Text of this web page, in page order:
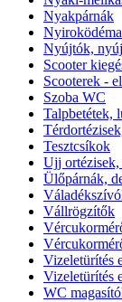
Nyakpárnák
Nyiroködéma
Nyújtók,
Scooter
Scooterek -
Szoba WC
Talpbetétek,
Tesztcsíkok
Ujj
Ülőpárnák,
Vállrögzítők
Vizeletürítés
Vizeletürítés
WC